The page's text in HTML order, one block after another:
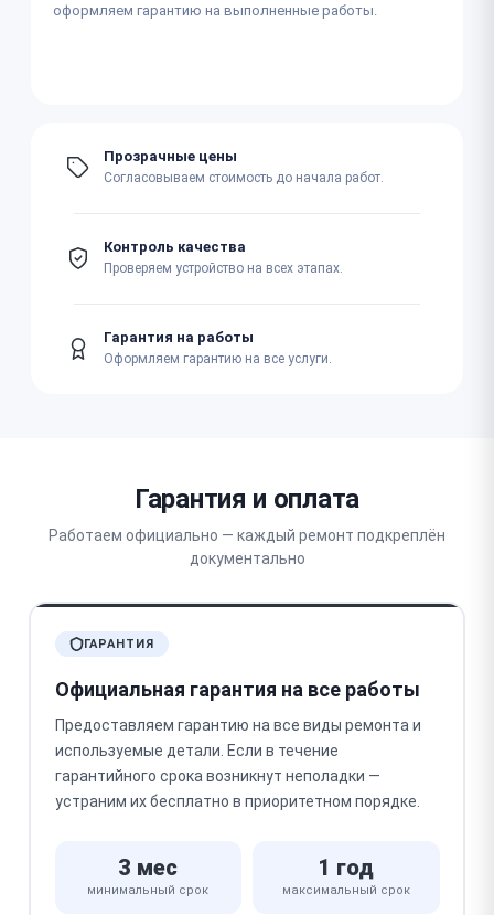
оформляем гарантию на выполненные работы.
Прозрачные цены
Согласовываем стоимость до начала работ.
Контроль качества
Проверяем устройство на всех этапах.
Гарантия на работы
Оформляем гарантию на все услуги.
Гарантия и оплата
Работаем официально — каждый ремонт подкреплён
документально
ГАРАНТИЯ
Официальная гарантия на все работы
Предоставляем гарантию на все виды ремонта и
используемые детали. Если в течение
гарантийного срока возникнут неполадки —
устраним их бесплатно в приоритетном порядке.
3 мес
минимальный срок
1 год
максимальный срок